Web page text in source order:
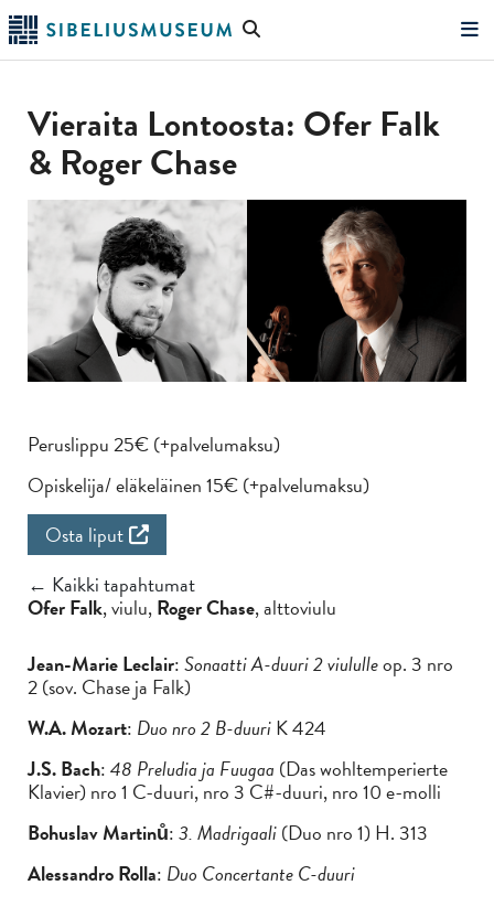
Siirry
pääsisältöön
Hae
Vieraita Lontoosta: Ofer Falk
& Roger Chase
Peruslippu 25€ (+palvelumaksu)
Opiskelija/ eläkeläinen 15€ (+palvelumaksu)
Osta liput
← Kaikki tapahtumat
Ofer Falk, viulu,Roger Chase, alttoviulu
Jean-Marie Leclair:Sonaatti A-duuri 2 viululleop. 3 nro
2 (sov. Chase ja Falk)
W.A. Mozart: Duo nro 2 B-duuriK 424
J.S. Bach:48 Preludia ja Fuugaa (Das wohltemperierte
Klavier) nro 1 C-duuri, nro 3 C#-duuri, nro 10 e-molli
Bohuslav Martinů:3. Madrigaali(Duo nro 1) H. 313
Alessandro Rolla: Duo Concertante C-duuri